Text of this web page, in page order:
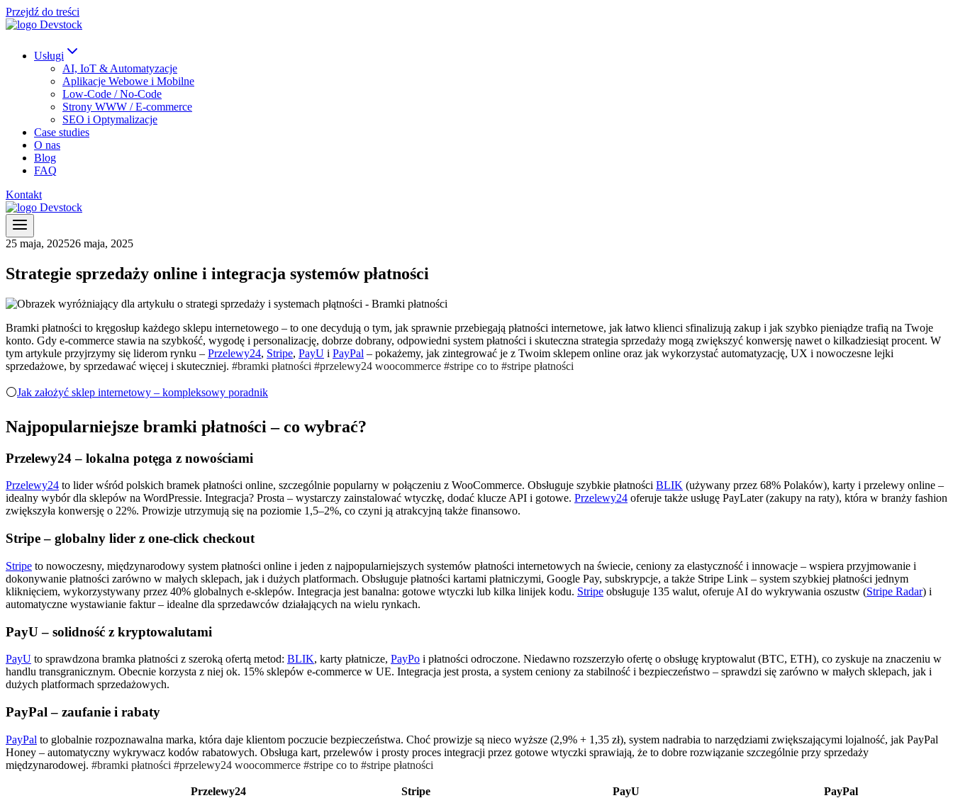
Przejdź do treści
Usługi
AI, IoT & Automatyzacje
Aplikacje Webowe i Mobilne
Low-Code / No-Code
Strony WWW / E-commerce
SEO i Optymalizacje
Case studies
O nas
Blog
FAQ
Kontakt
25 maja, 202526 maja, 2025
Strategie sprzedaży online i integracja systemów płatności
Bramki płatności to kręgosłup każdego sklepu internetowego – to one decydują o tym, jak sprawnie przebiegają płatności internetowe, jak łatwo klienci sfinalizują zakup i jak szybko pieniądze trafią na Twoje
konto. Gdy e-commerce stawia na szybkość, wygodę i personalizację, dobrze dobrany, odpowiedni system płatności i skuteczna strategia sprzedaży mogą zwiększyć konwersję nawet o kilkadziesiąt procent. W
tym artykule przyjrzymy się liderom rynku – Przelewy24, Stripe, PayU i PayPal – pokażemy, jak zintegrować je z Twoim sklepem online oraz jak wykorzystać automatyzację, UX i nowoczesne lejki
sprzedażowe, by sprzedawać więcej i skuteczniej. #bramki płatności #przelewy24 woocommerce #stripe co to #stripe płatności
⚪️Jak założyć sklep internetowy – kompleksowy poradnik
Najpopularniejsze bramki płatności – co wybrać?
Przelewy24 – lokalna potęga z nowościami
Przelewy24 to lider wśród polskich bramek płatności online, szczególnie popularny w połączeniu z WooCommerce. Obsługuje szybkie płatności BLIK (używany przez 68% Polaków), karty i przelewy online –
idealny wybór dla sklepów na WordPressie. Integracja? Prosta – wystarczy zainstalować wtyczkę, dodać klucze API i gotowe. Przelewy24 oferuje także usługę PayLater (zakupy na raty), która w branży fashion
zwiększyła konwersję o 22%. Prowizje utrzymują się na poziomie 1,5–2%, co czyni ją atrakcyjną także finansowo.
Stripe – globalny lider z one-click checkout
Stripe to nowoczesny, międzynarodowy system płatności online i jeden z najpopularniejszych systemów płatności internetowych na świecie, ceniony za elastyczność i innowacje – wspiera przyjmowanie i
dokonywanie płatności zarówno w małych sklepach, jak i dużych platformach. Obsługuje płatności kartami płatniczymi, Google Pay, subskrypcje, a także Stripe Link – system szybkiej płatności jednym
kliknięciem, wykorzystywany przez 40% globalnych e-sklepów. Integracja jest banalna: gotowe wtyczki lub kilka linijek kodu. Stripe obsługuje 135 walut, oferuje AI do wykrywania oszustw (Stripe Radar) i
automatyczne wystawianie faktur – idealne dla sprzedawców działających na wielu rynkach.
PayU – solidność z kryptowalutami
PayU to sprawdzona bramka płatności z szeroką ofertą metod: BLIK, karty płatnicze, PayPo i płatności odroczone. Niedawno rozszerzyło ofertę o obsługę kryptowalut (BTC, ETH), co zyskuje na znaczeniu w
handlu transgranicznym. Obecnie korzysta z niej ok. 15% sklepów e-commerce w UE. Integracja jest prosta, a system ceniony za stabilność i bezpieczeństwo – sprawdzi się zarówno w małych sklepach, jak i
dużych platformach sprzedażowych.
PayPal – zaufanie i rabaty
PayPal to globalnie rozpoznawalna marka, która daje klientom poczucie bezpieczeństwa. Choć prowizje są nieco wyższe (2,9% + 1,35 zł), system nadrabia to narzędziami zwiększającymi lojalność, jak PayPal
Honey – automatyczny wykrywacz kodów rabatowych. Obsługa kart, przelewów i prosty proces integracji przez gotowe wtyczki sprawiają, że to dobre rozwiązanie szczególnie przy sprzedaży
międzynarodowej. #bramki płatności #przelewy24 woocommerce #stripe co to #stripe płatności
Przelewy24 Stripe PayU
PayPal